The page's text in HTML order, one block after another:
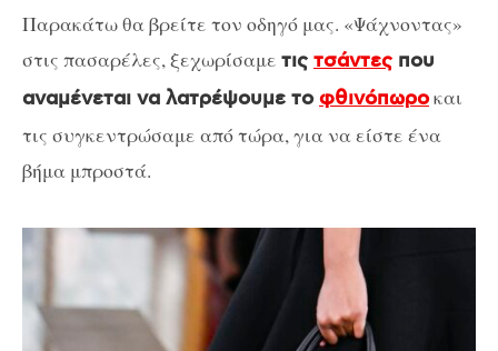
Παρακάτω θα βρείτε τον οδηγό μας. «Ψάχνοντας»
στις πασαρέλες, ξεχωρίσαμε τις τσάντες που
αναμένεται να λατρέψουμε τοφθινόπωροκαι
τις συγκεντρώσαμε από τώρα, για να είστε ένα
βήμα μπροστά.